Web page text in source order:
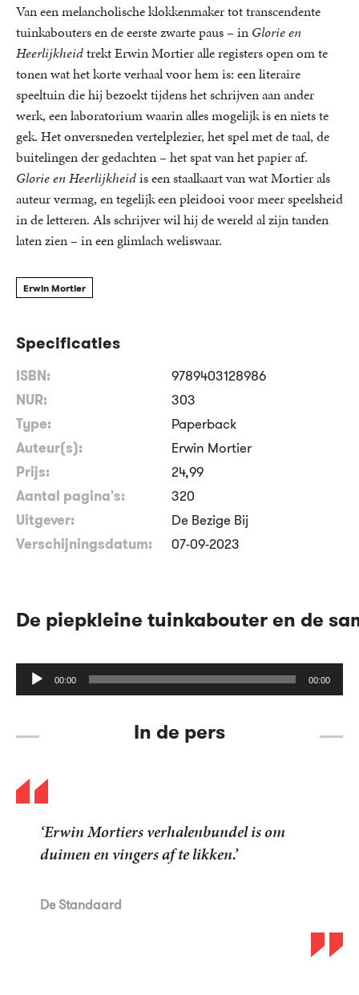
Van een melancholische klokkenmaker tot transcendente
tuinkabouters en de eerste zwarte paus – in Glorie en
Heerlijkheidtrekt Erwin Mortier alle registers open om te
tonen wat het korte verhaal voor hem is: een literaire
speeltuin die hij bezoekt tijdens het schrijven aan ander
werk, een laboratorium waarin alles mogelijk is en niets te
gek. Het onversneden vertelplezier, het spel met de taal, de
buitelingen der gedachten – het spat van het papier af.
Glorie en Heerlijkheidis een staalkaart van wat Mortier als
auteur vermag, en tegelijk een pleidooi voor meer speelsheid
in de letteren. Als schrijver wil hij de wereld al zijn tanden
laten zien – in een glimlach weliswaar.
Erwin Mortier
Specificaties
ISBN:
9789403128986
NUR:
303
Type:
Paperback
Auteur(s):
Erwin Mortier
Prijs:
24,99
Aantal pagina's:
320
Uitgever:
De Bezige Bij
Verschijningsdatum:
07-09-2023
De piepkleine tuinkabouter en de
Audiospeler
00:00 00:00
In de pers
De Standaard
‘In de allereerste verhalenbundel van Erwin
Mortier spat het plezier van het papier.’
De Standaard